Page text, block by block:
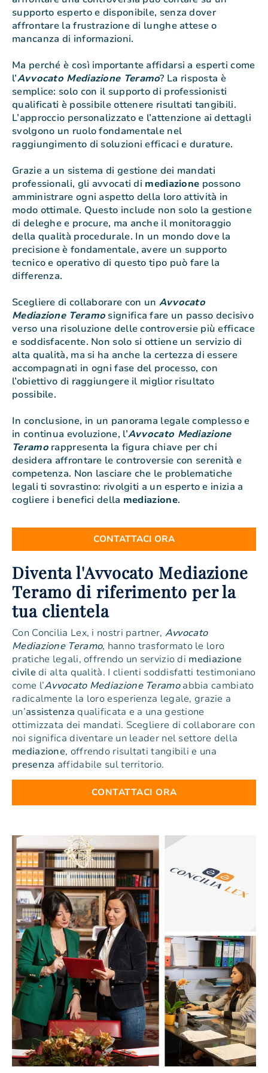
supporto esperto e disponibile, senza dover
affrontare la frustrazione di lunghe attese o
mancanza di informazioni.
Ma perché è così importante affidarsi a esperti come
l’Avvocato Mediazione Teramo? La risposta è
semplice: solo con il supporto di professionisti
qualificati è possibile ottenere risultati tangibili.
L’approccio personalizzato e l’attenzione ai dettagli
svolgono un ruolo fondamentale nel
raggiungimento di soluzioni efficaci e durature.
Grazie a un sistema di gestione dei mandati
professionali, gli avvocati di mediazione possono
amministrare ogni aspetto della loro attività in
modo ottimale. Questo include non solo la gestione
di deleghe e procure, ma anche il monitoraggio
della qualità procedurale. In un mondo dove la
precisione è fondamentale, avere un supporto
tecnico e operativo di questo tipo può fare la
differenza.
Scegliere di collaborare con un Avvocato
Mediazione Teramo significa fare un passo decisivo
verso una risoluzione delle controversie più efficace
e soddisfacente. Non solo si ottiene un servizio di
alta qualità, ma si ha anche la certezza di essere
accompagnati in ogni fase del processo, con
l’obiettivo di raggiungere il miglior risultato
possibile.
In conclusione, in un panorama legale complesso e
in continua evoluzione, l’Avvocato Mediazione
Teramorappresenta la figura chiave per chi
desidera affrontare le controversie con serenità e
competenza. Non lasciare che le problematiche
legali ti sovrastino: rivolgiti a un esperto e inizia a
cogliere i benefici della mediazione.
CONTATTACI ORA
Diventa l'Avvocato Mediazione
Teramo di riferimento per la
tua clientela
Con Concilia Lex, i nostri partner, Avvocato
Mediazione Teramo, hanno trasformato le loro
pratiche legali, offrendo un servizio di mediazione
civiledi alta qualità. I clienti soddisfatti testimoniano
come l’Avvocato Mediazione Teramoabbia cambiato
radicalmente la loro esperienza legale, grazie a
un’assistenza qualificata e a una gestione
ottimizzata dei mandati. Scegliere di collaborare con
noi significa diventare un leader nel settore della
mediazione, offrendo risultati tangibili e una
presenza affidabile sul territorio.
CONTATTACI ORA